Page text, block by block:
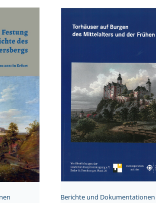
Berichte und Dokumentationen